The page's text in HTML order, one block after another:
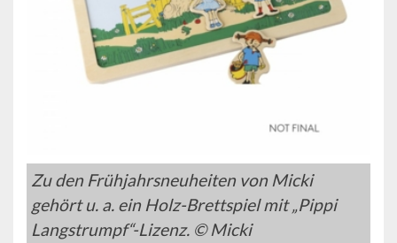
Zu den Frühjahrsneuheiten von Micki
gehört u. a. ein Holz-Brettspiel mit „Pippi
Langstrumpf“-Lizenz. © Micki